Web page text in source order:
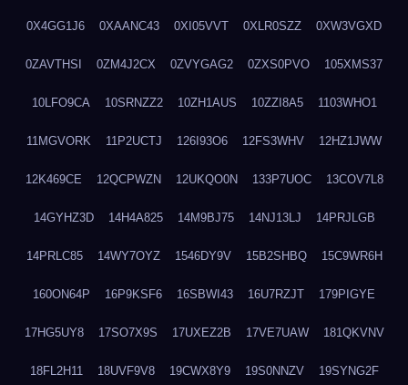
0X4GG1J6 0XAANC43 0XI05VVT 0XLR0SZZ 0XW3VGXD
0ZAVTHSI 0ZM4J2CX 0ZVYGAG2 0ZXS0PVO 105XMS37
10LFO9CA 10SRNZZ2 10ZH1AUS 10ZZI8A5 1103WHO1
11MGVORK 11P2UCTJ 126I93O6 12FS3WHV 12HZ1JWW
12K469CE 12QCPWZN 12UKQO0N 133P7UOC 13COV7L8
14GYHZ3D 14H4A825 14M9BJ75 14NJ13LJ 14PRJLGB
14PRLC85 14WY7OYZ 1546DY9V 15B2SHBQ 15C9WR6H
160ON64P 16P9KSF6 16SBWI43 16U7RZJT 179PIGYE
17HG5UY8 17SO7X9S 17UXEZ2B 17VE7UAW 181QKVNV
18FL2H11 18UVF9V8 19CWX8Y9 19S0NNZV 19SYNG2F